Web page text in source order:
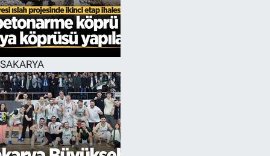
SAKARYA
EĞİTİM
MAGAZİN
ÖZEL HABER
HALK54 PANORAMA